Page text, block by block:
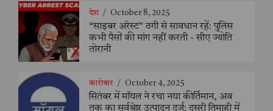
देश / October 8, 2025
“साइबर अरेस्ट” ठगी से सावधान रहें: पुलिस
कभी पैसों की मांग नहीं करती - सीए ज्योति
तोरानी
कारोबार / October 4, 2025
सितंबर में मॉयल ने रचा नया कीर्तिमान, अब
तक का सर्वश्रेष्ठ उत्पादन दर्ज: दूसरी तिमाही में